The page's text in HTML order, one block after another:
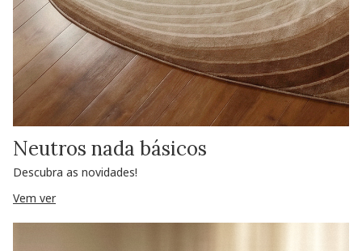
Neutros nada básicos
Descubra as novidades!
Vem ver